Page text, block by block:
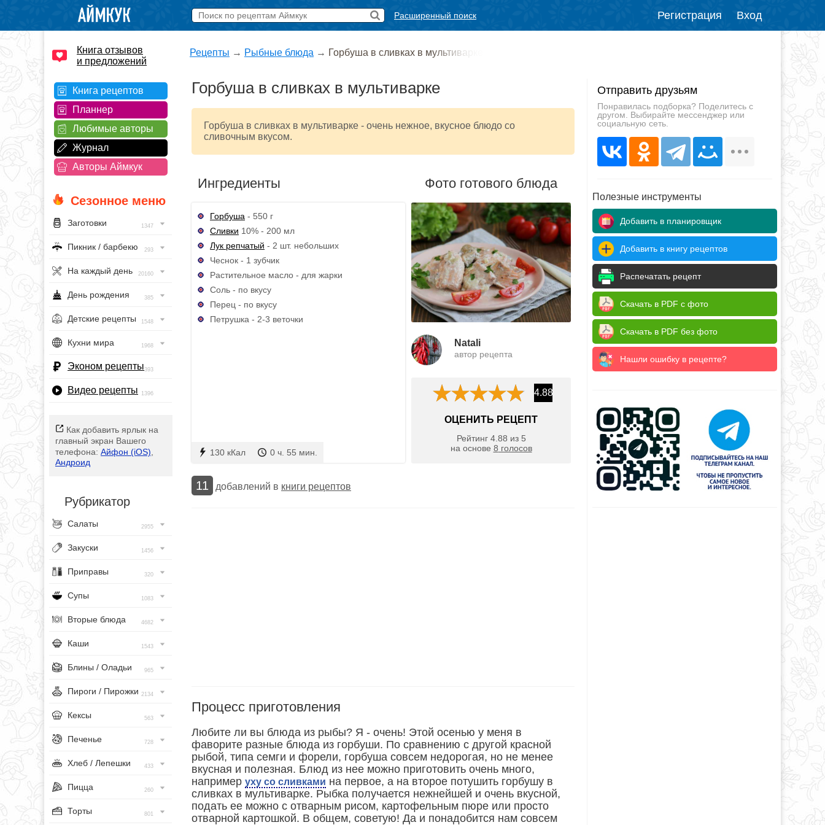
Расширенный поиск Регистрация Вход
Книга отзывов
и предложений
Книга рецептов
Планнер
Любимые авторы
Журнал
Авторы Аймкук
Сезонное меню
Заготовки 1347
Пикник / барбекю 293
На каждый день 20160
День рождения 385
Детские рецепты 1548
Кухни мира 1968
Эконом рецепты393
Видео рецепты 1396
Как добавить ярлык на
главный экран Вашего
телефона: Айфон (iOS)
Андроид
Рубрикатор
Салаты 2955
Закуски 1456
Приправы 320
Супы 1083
Вторые блюда 4682
Каши 1543
Блины / Оладьи 965
Пироги / Пирожки 2134
Кексы 563
Печенье 728
Хлеб / Лепешки 433
Пицца 260
Торты 801
Рецепты → Рыбные блюда → Горбуша в сливках в мультиварке
Горбуша в сливках в мультиварке
Горбуша в сливках в мультиварке - очень нежное, вкусное блюдо со
сливочным вкусом.
Ингредиенты
Горбуша - 550 г
Сливки 10% - 200 мл
Лук репчатый - 2 шт. небольших
Чеснок - 1 зубчик
Растительное масло - для жарки
Соль - по вкусу
Перец - по вкусу
Петрушка - 2-3 веточки
130 кКал 0 ч. 55 мин.
Фото готового блюда
Natali
автор рецепта
4.88
ОЦЕНИТЬ РЕЦЕПТ
Рейтинг 4.88 из 5
на основе 8 голосов
11 добавлений в книги рецептов
Процесс приготовления
Любите ли вы блюда из рыбы? Я - очень! Этой осенью у меня в
фаворите разные блюда из горбуши. По сравнению с другой красной
рыбой, типа семги и форели, горбуша совсем недорогая, но не менее
вкусная и полезная. Блюд из нее можно приготовить очень много,
например уху со сливками на первое, а на второе потушить горбушу в
сливках в мультиварке. Рыбка получается нежнейшей и очень вкусной,
подать ее можно с отварным рисом, картофельным пюре или просто
отварной картошкой. В общем, советую! Да и понадобится нам совсем
Отправить друзьям
Понравилась подборка? Поделитесь с
другом. Выбирайте мессенджер или
социальную сеть.
Полезные инструменты
Добавить в планировщик
Добавить в книгу рецептов
Распечатать рецепт
Скачать в PDF с фото
Скачать в PDF без фото
Нашли ошибку в рецепте?